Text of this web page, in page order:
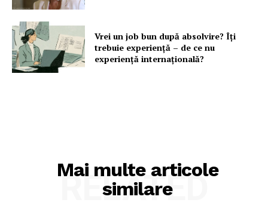
Vrei un job bun după absolvire? Îți
trebuie experiență – de ce nu
experiență internațională?
Mai multe articole
similare
RELATED